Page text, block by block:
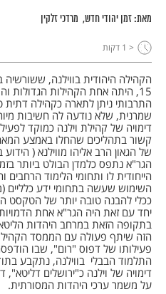
מאת:זמן יהודי חדש מרדכי זלקין
< 1 דקות
הקהילה היהודית בווילנה,
15, היתה אחת הקהילות הגדולות
התרבותי ניתן לתארה כקהילה
שמרנית, שלא נודעה לה חשיבות
דימויה של קהילת וילנה כמוקד
של הגאון הרב אליהו מווילנא ( הידוע
הגר"א נתפס כלמדן הבולט ביותר
הייחודית לו ותחומי הלימוד
השימוש שעשה בתחומי ידע כלליים
ככלי להבנה טובה יותר של הטקסט
יחד עם זאת היה הגר"א אחת
בתקופה הזאת במרחב היהדות
הזה שיתף פעולה עם הממסד
פעילותו של דפוס "רום", שבו
התלמוד הבבלי בווילנה, נתקבע
דימויה של וילנה כ"ירושלים
על משמר ערכי היהדות המסורתית.